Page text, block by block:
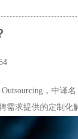
，中译
求提供的定制化